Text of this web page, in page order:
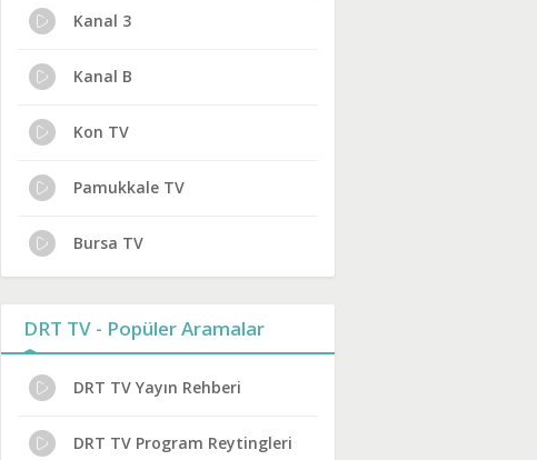
Kanal 3
Kanal B
Kon TV
Pamukkale TV
Bursa TV
DRT TV - Popüler Aramalar
DRT TV Yayın Rehberi
DRT TV Program Reytingleri